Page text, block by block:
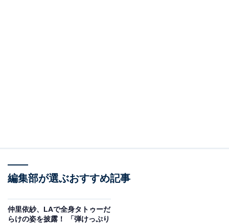
編集部が選ぶおすすめ記事
仲里依紗、LAで全身タトゥーだ
らけの姿を披露！ 「弾けっぷり